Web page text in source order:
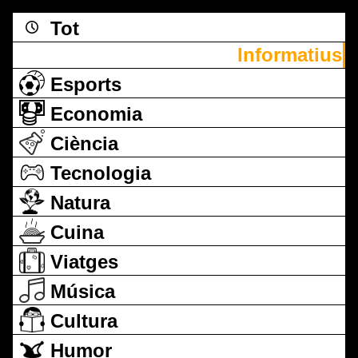
Tot
Informatius
Esports
Economia
Ciència
Tecnologia
Natura
Cuina
Viatges
Música
Cultura
Humor